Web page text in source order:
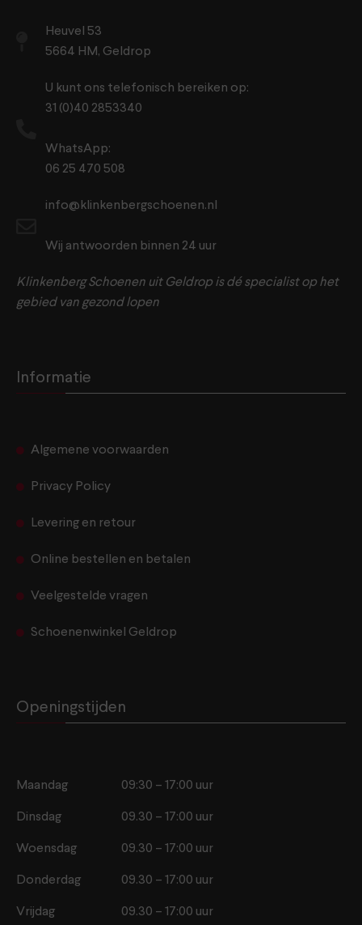
Heuvel 53
5664 HM, Geldrop
U kunt ons telefonisch bereiken op:
31 (0)40 2853340
WhatsApp:
06 25 470 508
info@klinkenbergschoenen.nl
Wij antwoorden binnen 24 uur
Klinkenberg Schoenen uit Geldrop is dé specialist op het
gebied van gezond lopen
Informatie
Algemene voorwaarden
Privacy Policy
Levering en retour
Online bestellen en betalen
Veelgestelde vragen
Schoenenwinkel Geldrop
Openingstijden
Maandag 09:30 – 17:00 uur
Dinsdag 09.30 – 17:00 uur
Woensdag 09.30 – 17:00 uur
Donderdag 09.30 – 17:00 uur
Vrijdag 09.30 – 17:00 uur